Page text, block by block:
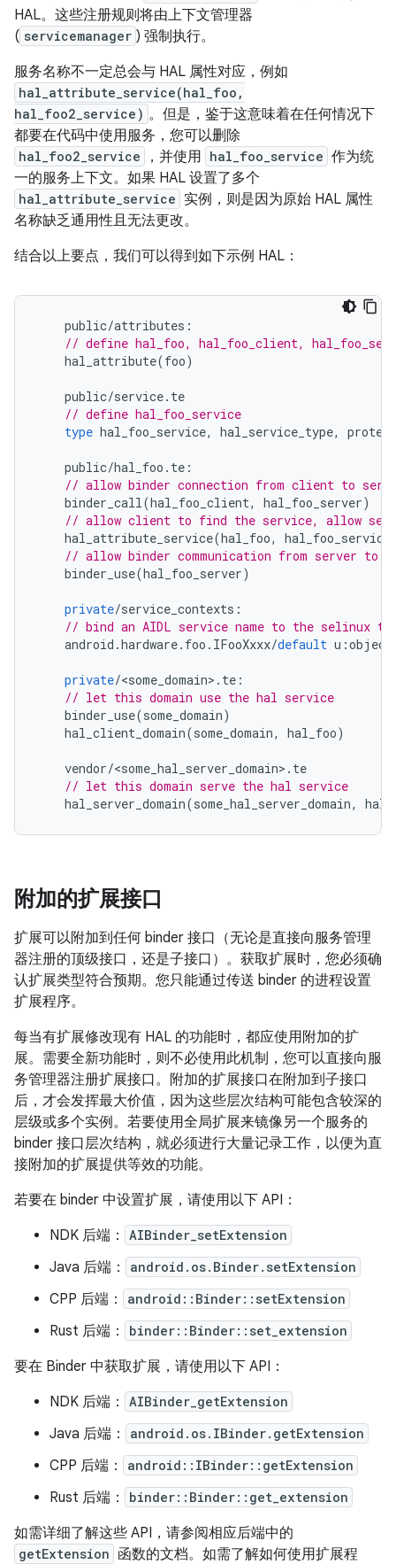
HAL。这些注册规则将由上下文管理器
( servicemanager ) 强制执行。
服务名称不一定总会与 HAL 属性对应，例如
hal_attribute_service(hal_foo,
hal_foo2_service) 。但是，鉴于这意味着在任何情况下
都要在代码中使用服务，您可以删除
hal_foo2_service ，并使用 hal_foo_service 作为统
一的服务上下文。如果 HAL 设置了多个
hal_attribute_service 实例，则是因为原始 HAL 属性
名称缺乏通用性且无法更改。
结合以上要点，我们可以得到如下示例 HAL：
public/attributes :
// define hal_foo, hal_foo_client,
hal_attribute(foo)
public/service. te
// define hal_foo_service
type hal_foo_service, hal_service_type,
public/hal_foo . te :
// allow binder connection from client to
binder_call(hal_foo_client, hal_foo_server)
// allow client to find the service, allow
hal_attribute_service(hal_foo, hal_foo_service
// allow binder communication from server to
binder_use(hal_foo_server)
private/service_contexts :
// bind an AIDL service name to the selinux
android .hardware. foo . IFooXxxx/default u :
private/<some_domain> . te :
// let this domain use the hal service
binder_use(some_domain)
hal_client_domain(some_domain, hal_foo)
vendor/<some_hal_server_domain> . te
// let this domain serve the hal service
hal_server_domain(some_hal_server_domain,
附加的扩展接口
扩展可以附加到任何 binder 接口（无论是直接向服务管理
器注册的顶级接口，还是子接口）。获取扩展时，您必须确
认扩展类型符合预期。您只能通过传送 binder 的进程设置
扩展程序。
每当有扩展修改现有 HAL 的功能时，都应使用附加的扩
展。需要全新功能时，则不必使用此机制，您可以直接向服
务管理器注册扩展接口。附加的扩展接口在附加到子接口
后，才会发挥最大价值，因为这些层次结构可能包含较深的
层级或多个实例。若要使用全局扩展来镜像另一个服务的
binder 接口层次结构，就必须进行大量记录工作，以便为直
接附加的扩展提供等效的功能。
若要在 binder 中设置扩展，请使用以下 API：
NDK 后端：
AIBinder_setExtension
Java 后端： android.os.Binder.setExtension
CPP 后端： android::Binder::setExtension
Rust 后端： binder::Binder::set_extension
要在 Binder 中获取扩展，请使用以下 API：
NDK 后端：
AIBinder_getExtension
Java 后端： android.os.IBinder.getExtension
CPP 后端： android::IBinder::getExtension
Rust 后端： binder::Binder::get_extension
如需详细了解这些 API，请参阅相应后端中的
getExtension 函数的文档。如需了解如何使用扩展程